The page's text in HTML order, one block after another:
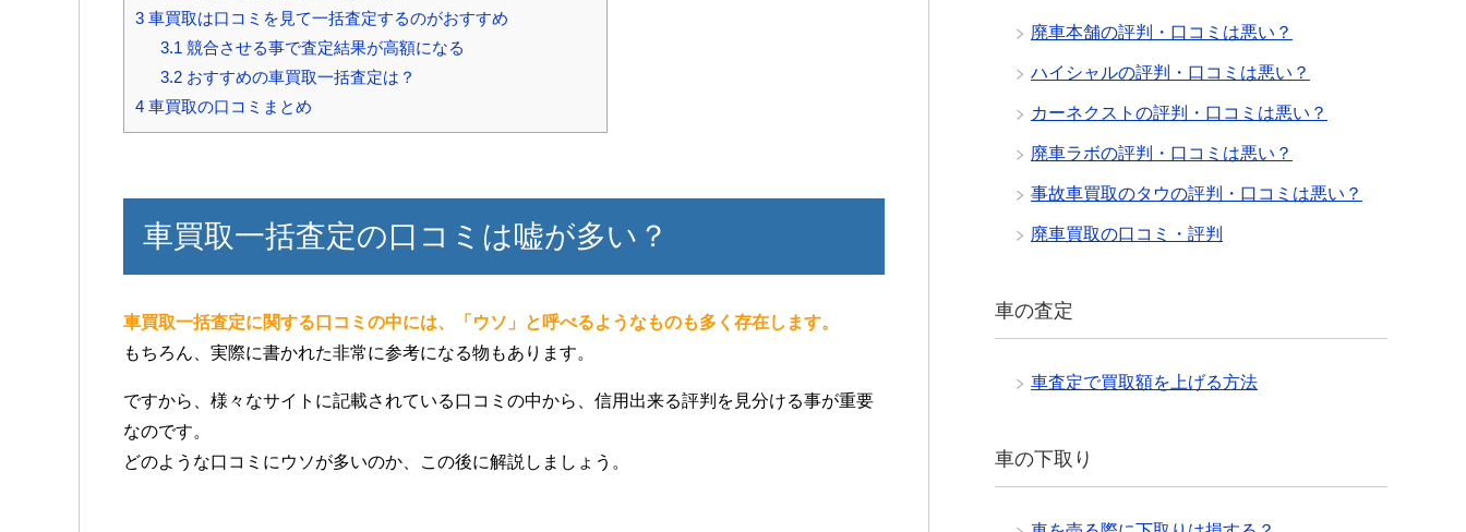
3 車買取は口コミを見て一括査定するのがおすすめ
3.1 競合させる事で査定結果が高額になる
3.2おすすめの車買取一括査定は？
4 車買取の口コミまとめ
車買取一括査定の口コミは嘘が多い？
車買取一括査定に関する口コミの中には、「ウソ」と呼べるようなものも多く存在します。
もちろん、実際に書かれた非常に参考になる物もあります。
ですから、様々なサイトに記載されている口コミの中から、信用出来る評判を見分ける事が重要
なのです。
どのような口コミにウソが多いのか、この後に解説しましょう。
廃車本舗の評判・口コミは悪い？
ハイシャルの評判・口コミは悪い？
カーネクストの評判・口コミは悪い？
廃車ラボの評判・口コミは悪い？
事故車買取のタウの評判・口コミは悪い？
廃車買取の口コミ・評判
車の査定
車査定で買取額を上げる方法
車の下取り